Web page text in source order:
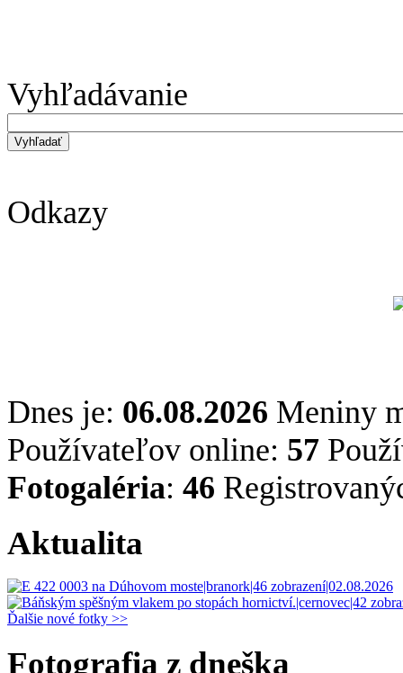
Vyhľadávanie
Odkazy
Dnes je: 06.08.2026 Meniny
Používateľov online: 57
Fotogaléria: 46
Aktualita
Ďalšie nové fotky >>
Fotografia z dneška